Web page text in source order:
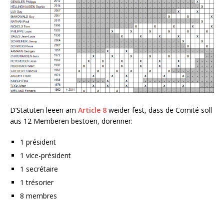
D’Statuten leeën am Article 8 weider fest, dass de Comité soll
aus 12 Memberen bestoën, dorënner:
1 président
1 vice-président
1 secrétaire
1 trésorier
8 membres